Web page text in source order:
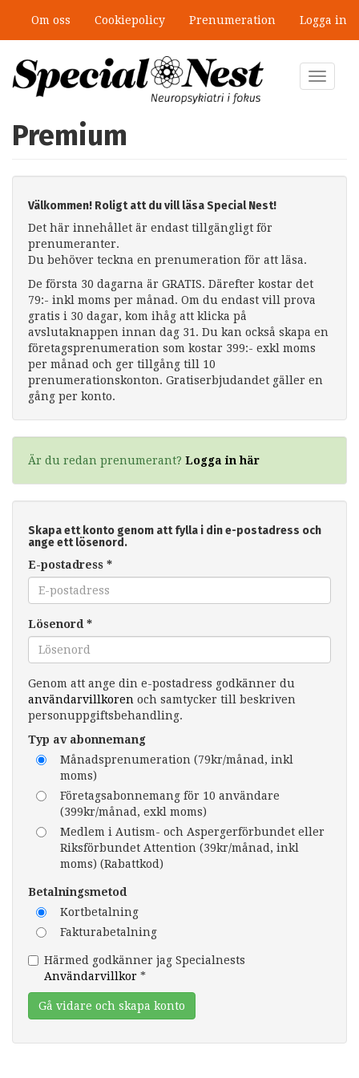
huvudinnehåll
Om oss Cookiepolicy Prenumeration Logga in
Toggle
Premium
Välkommen! Roligt att du vill läsa Special Nest!
Det här innehållet är endast tillgängligt för
prenumeranter.
Du behöver teckna en prenumeration för att läsa.
De första 30 dagarna är GRATIS. Därefter kostar det
79:- inkl moms per månad. Om du endast vill prova
gratis i 30 dagar, kom ihåg att klicka på
avslutaknappen innan dag 31. Du kan också skapa en
företagsprenumeration som kostar 399:- exkl moms
per månad och ger tillgång till 10
prenumerationskonton. Gratiserbjudandet gäller en
gång per konto.
Är du redan prenumerant? Logga in här
Skapa ett konto genom att fylla i din e-postadress och
ange ett lösenord.
E-postadress *
Lösenord *
Genom att ange din e-postadress godkänner du
användarvillkoren och samtycker till beskriven
personuppgiftsbehandling.
Typ av abonnemang
Månadsprenumeration (79kr/månad, inkl
moms)
Företagsabonnemang för 10 användare
(399kr/månad, exkl moms)
Medlem i Autism- och Aspergerförbundet eller
Riksförbundet Attention (39kr/månad, inkl
moms) (Rabattkod)
Betalningsmetod
Kortbetalning
Fakturabetalning
Härmed godkänner jag Specialnests
Användarvillkor *
Gå vidare och skapa konto